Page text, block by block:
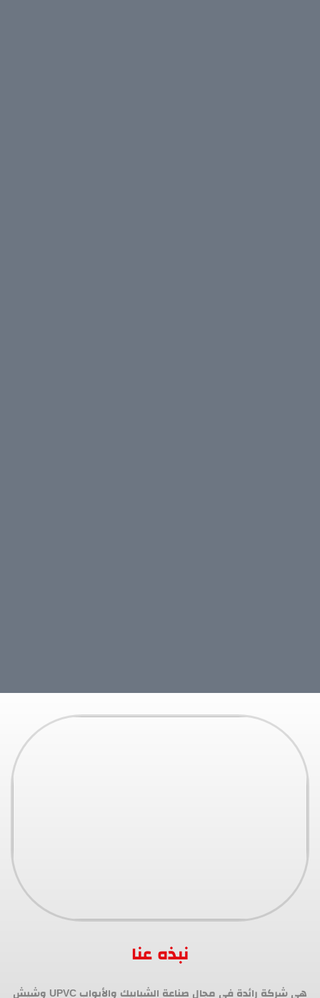
نبذه عنا
هي شركة رائدة في مجال صناعة الشبابيك والأبواب UPVC وشيش